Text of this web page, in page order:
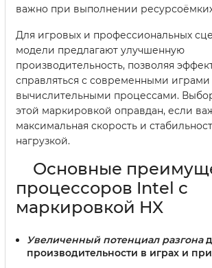
важно при выполнении ресурсоёмких
Для игровых и профессиональных
модели предлагают улучшенную
производительность, позволяя
справляться с современными
вычислительными процессами.
этой маркировкой оправдан, если
максимальная скорость и
нагрузкой.
Основные
процессоров Intel с
маркировкой HX
Увеличенный потенциал разгона
производительности в играх и